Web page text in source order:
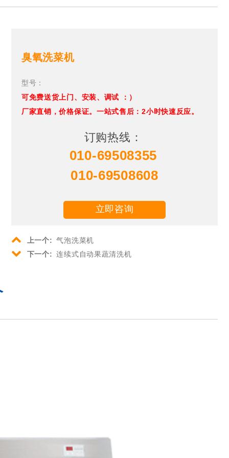
臭氧洗菜机
型号：
可免费送货上门、安装、调试 ：）
厂家直销，价格保证。一站式售后：2小时快速反应。
订购热线：
010-69508355
010-69508608
立即咨询
上一个: 气泡洗菜机
下一个: 连续式自动果蔬清洗机